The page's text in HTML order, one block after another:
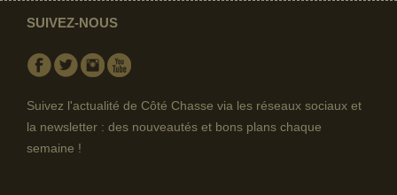
SUIVEZ-NOUS
Facebook
TwitterInstagram
Suivez l'actualité de Côté Chasse via les réseaux sociaux et
la newsletter : des nouveautés et bons plans chaque
semaine !